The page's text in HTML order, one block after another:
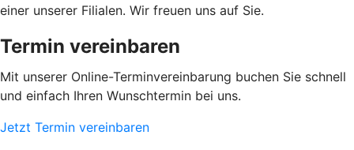
einer unserer Filialen. Wir freuen uns auf Sie.
Termin vereinbaren
Mit unserer Online-Terminvereinbarung buchen Sie schnell
und einfach Ihren Wunschtermin bei uns.
Jetzt Termin vereinbaren